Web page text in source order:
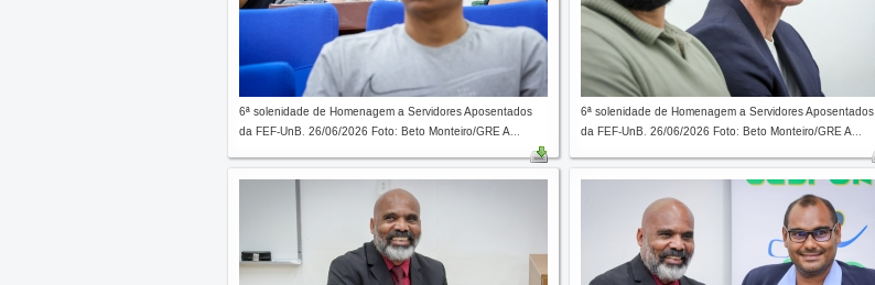
6ª solenidade de Homenagem a Servidores Aposentados
da FEF-UnB. 26/06/2026 Foto: Beto Monteiro/GRE A...
6ª solenidade de Homenagem a Servidores Aposentados
da FEF-UnB. 26/06/2026 Foto: Beto Monteiro/GRE A...